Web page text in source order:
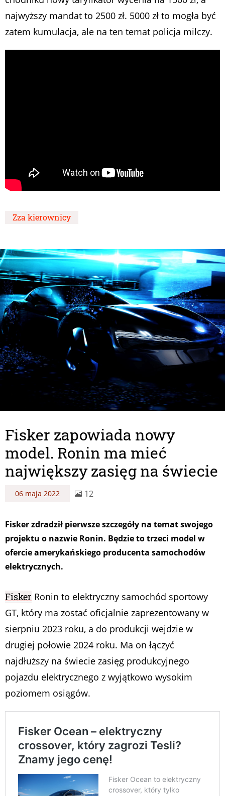
najwyższy mandat to 2500 zł. 5000 zł to mogła być
zatem kumulacja, ale na ten temat policja milczy.
Zza kierownicy
Fisker zapowiada nowy
model. Ronin ma mieć
największy zasięg na świecie
06 maja 2022 12
Fisker zdradził pierwsze szczegóły na temat swojego
projektu o nazwie Ronin. Będzie to trzeci model w
ofercie amerykańskiego producenta samochodów
elektrycznych.
Fisker Ronin to elektryczny samochód sportowy
GT, który ma zostać oficjalnie zaprezentowany w
sierpniu 2023 roku, a do produkcji wejdzie w
drugiej połowie 2024 roku. Ma on łączyć
najdłuższy na świecie zasięg produkcyjnego
pojazdu elektrycznego z wyjątkowo wysokim
poziomem osiągów.